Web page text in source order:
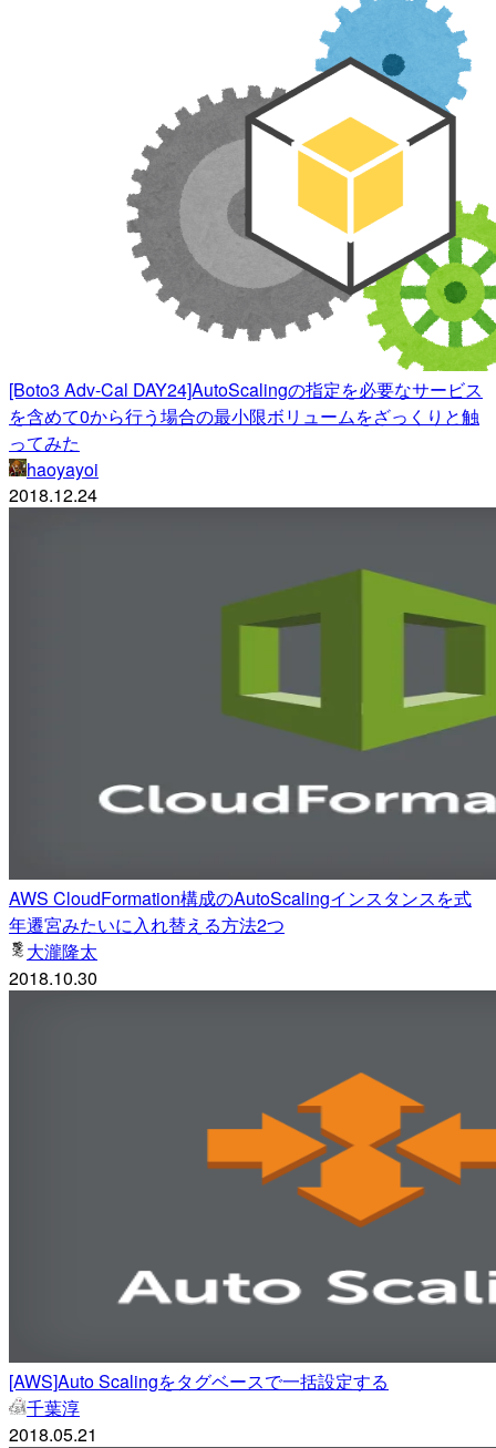
[Boto3 Adv-Cal DAY24]AutoScalingの指定を必要なサービス
を含めて0から行う場合の最小限ボリュームをざっくりと触
ってみた
haoyayoi
2018.12.24
AWS CloudFormation構成のAutoScalingインスタンスを式
年遷宮みたいに入れ替える方法2つ
大瀧隆太
2018.10.30
[AWS]Auto Scalingをタグベースで一括設定する
千葉淳
2018.05.21